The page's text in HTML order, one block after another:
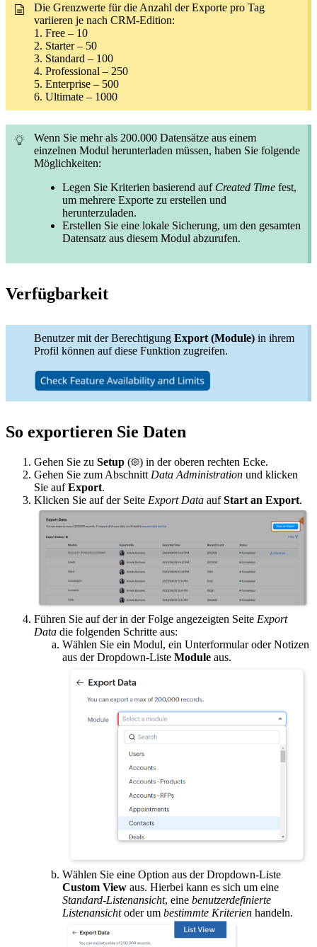
Die Grenzwerte für die Anzahl der Exporte pro Tag
variieren je nach CRM-Edition:
1. Free – 10
2. Starter – 50
3. Standard – 100
4. Professional – 250
5. Enterprise – 500
6. Ultimate – 1000
Wenn Sie mehr als 200.000 Datensätze aus einem
einzelnen Modul herunterladen müssen, haben Sie folgende
Möglichkeiten:
Legen Sie Kriterien basierend auf Created Time fest,
um mehrere Exporte zu erstellen und
herunterzuladen.
Erstellen Sie eine lokale Sicherung, um den gesamten
Datensatz aus diesem Modul abzurufen.
Verfügbarkeit
Benutzer mit der Berechtigung Export (Module) in ihrem
Profil können auf diese Funktion zugreifen.
So exportieren Sie Daten
Gehen Sie zu Setup (
) in der oberen rechten Ecke.
Gehen Sie zum Abschnitt Data Administration und klicken
Sie aufExport.
Klicken Sie auf der Seite Export Data aufStart an Export.
Führen Sie auf der in der Folge angezeigten Seite Export
Data die folgenden Schritte aus:
Wählen Sie ein Modul, ein Unterformular oder Notizen
aus der Dropdown-Liste Module aus.
Wählen Sie eine Option aus der Dropdown-Liste
Custom View aus. Hierbei kann es sich um eine
Standard-Listenansicht, eine benutzerdefinierte
Listenansichtoder um bestimmte Kriterien handeln.